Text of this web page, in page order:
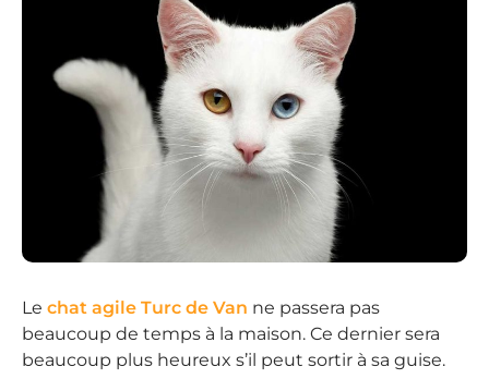
Le chat agile Turc de Van ne passera pas
beaucoup de temps à la maison. Ce dernier sera
beaucoup plus heureux s’il peut sortir à sa guise.